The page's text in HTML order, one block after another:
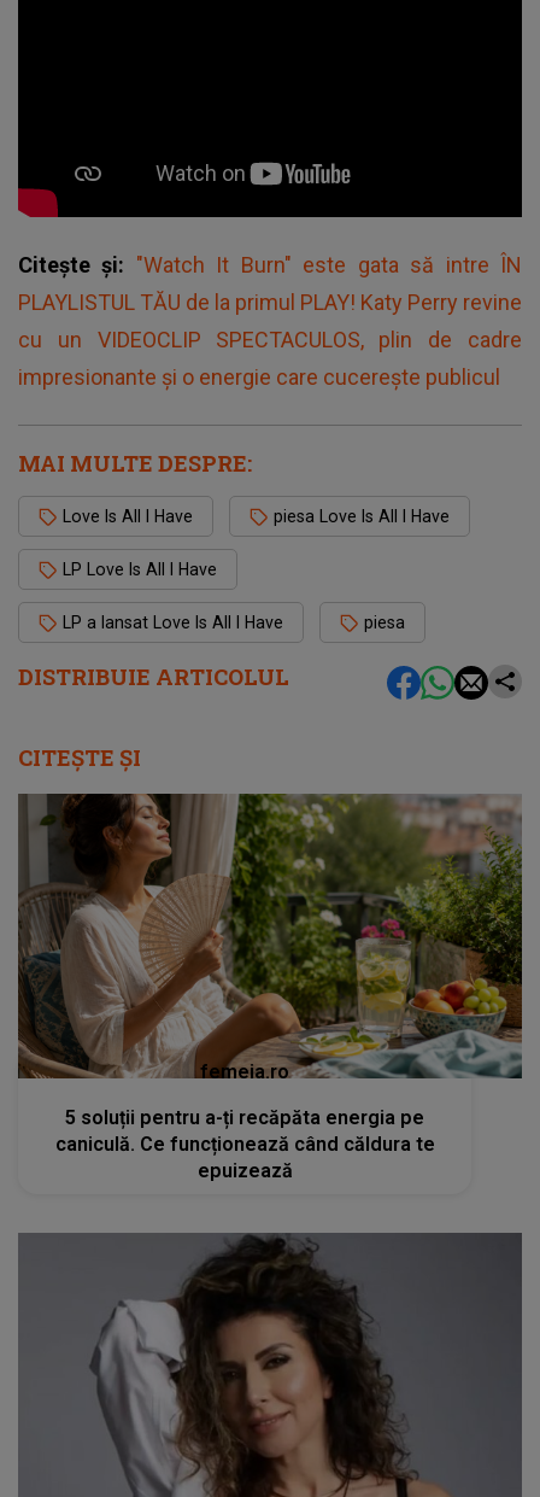
DISTRIBUIE ARTICOLUL
Citește și: "Watch It Burn" este gata să intre ÎN
PLAYLISTUL TĂU de la primul PLAY! Katy Perry revine
cu un VIDEOCLIP SPECTACULOS, plin de cadre
impresionante și o energie care cucerește publicul
MAI MULTE DESPRE:
Love Is All I Have piesa Love Is All I Have
LP Love Is All I Have
LP a lansat Love Is All I Have piesa
CITEȘTE ȘI
femeia.ro
5 soluții pentru a-ți recăpăta energia pe
caniculă. Ce funcționează când căldura te
epuizează